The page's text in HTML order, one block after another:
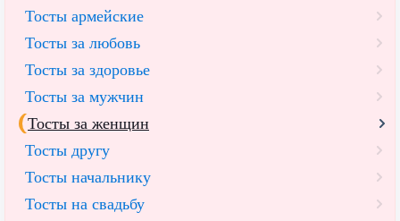
Тосты армейские
Тосты за любовь
Тосты за здоровье
Тосты за мужчин
Тосты за женщин
Тосты другу
Тосты начальнику
Тосты на свадьбу